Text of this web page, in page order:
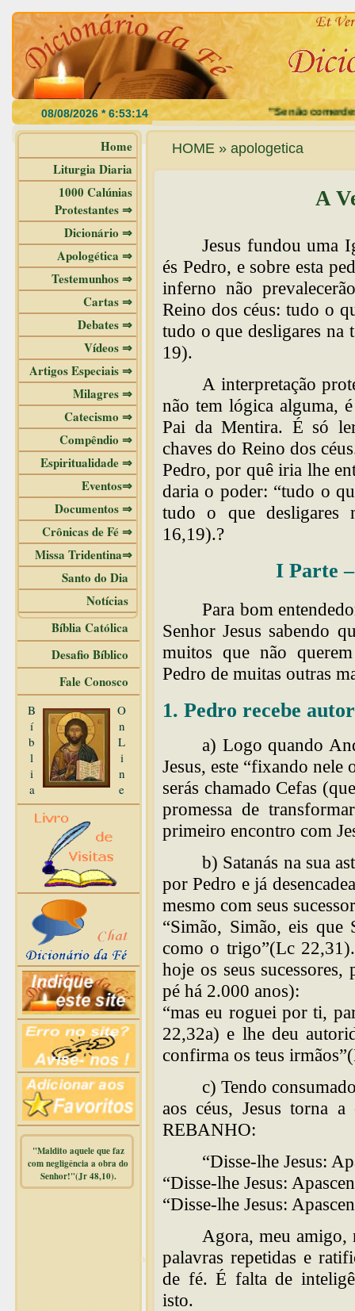
"Se não comerdes a
Home
Liturgia Diaria
1000 Calúnias
Protestantes ⇒
Dicionário ⇒
Apologética ⇒
Testemunhos ⇒
Cartas ⇒
Debates ⇒
Vídeos ⇒
Artigos Especiais ⇒
Milagres ⇒
Catecismo ⇒
Compêndio ⇒
Espiritualidade ⇒
Eventos⇒
Documentos ⇒
Crônicas de Fé ⇒
Missa Tridentina⇒
Santo do Dia
Notícias
Bíblia Católica
Desafio Bíblico
Fale Conosco
B
í
b
l
i
a
O
n
L
i
n
e
"Maldito aquele que faz
com negligência a obra do
Senhor!"(Jr 48,10).
/home/dicionar/public_html/online.php
HOME » apologetica
A
Jesus fundou uma
és Pedro, e sobre esta
inferno não
Reino dos céus: tudo o
tudo o que desligares na
19).
A interpretação
não tem lógica alguma,
Pai da Mentira. É só
chaves do Reino dos
Pedro, por quê iria lhe
daria o poder: “tudo o
tudo o que desligares
16,19).?
I Parte
Para bom
Senhor Jesus sabendo
muitos que não
Pedro de muitas outras
1. Pedro recebe
a) Logo quando
Jesus, este “fixando nele
serás chamado Cefas
promessa de
primeiro encontro com
b) Satanás na sua
por Pedro e já
mesmo com seus
“Simão, Simão, eis que
como o trigo”(Lc
hoje os seus
pé há 2.000 anos):
“mas eu roguei por ti,
22,32a) e lhe deu
confirma os teus
c) Tendo
aos céus, Jesus torna
REBANHO:
“Disse-lhe Jesus:
“Disse-lhe Jesus:
“Disse-lhe Jesus:
Agora, meu amigo,
palavras repetidas e
de fé. É falta de
isto.